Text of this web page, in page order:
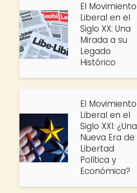
El Movimiento
Liberal en el
Siglo XX: Una
Mirada a su
Legado
Histórico
El Movimiento
Liberal en el
Siglo XXI: ¿Una
Nueva Era de
Libertad
Política y
Económica?